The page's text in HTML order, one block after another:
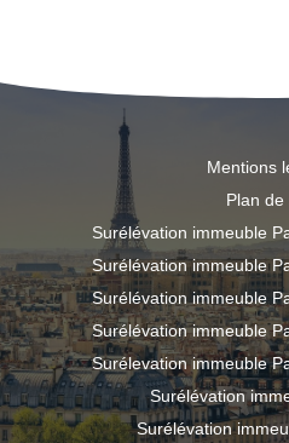
Mentions
Plan de
Surélévation immeuble
Surélévation immeuble
Surélévation immeuble
Surélévation immeuble
Surélevation immeuble
Surélévation
Surélévation